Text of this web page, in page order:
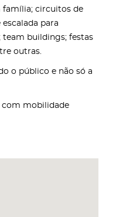
família; circuitos de
escalada para
team buildings; festas
outras.
o público e não só a
com mobilidade